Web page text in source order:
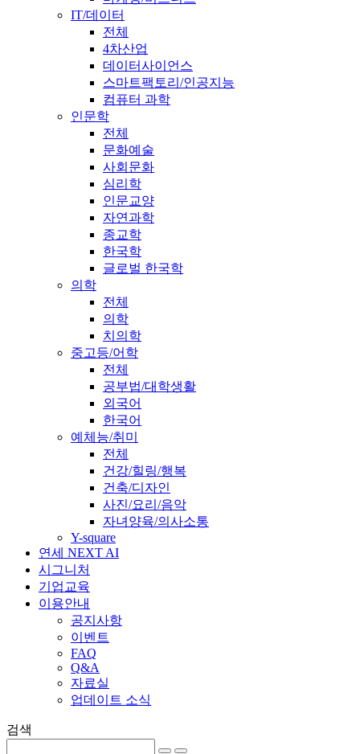
IT/데이터
전체
4차산업
데이터사이언스
스마트팩토리/인공지능
컴퓨터 과학
인문학
전체
문화예술
사회문화
심리학
인문교양
자연과학
종교학
한국학
글로벌 한국학
의학
전체
의학
치의학
중고등/어학
전체
공부법/대학생활
외국어
한국어
예체능/취미
전체
건강/힐링/행복
건축/디자인
사진/요리/음악
자녀양육/의사소통
Y-square
연세 NEXT AI
시그니처
기업교육
이용안내
공지사항
이벤트
FAQ
Q&A
자료실
업데이트 소식
검색